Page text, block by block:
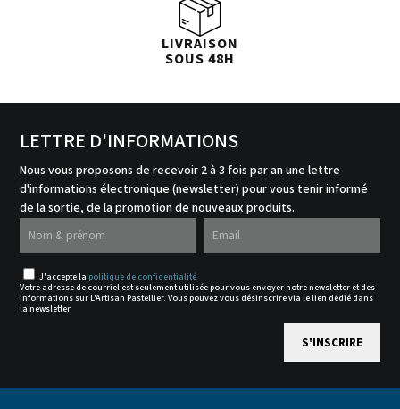
LIVRAISON
SOUS 48H
LETTRE D'INFORMATIONS
Nous vous proposons de recevoir 2 à 3 fois par an une lettre
d'informations électronique (newsletter) pour vous tenir informé
de la sortie, de la promotion de nouveaux produits.
J'accepte la politique de confidentialité
Votre adresse de courriel est seulement utilisée pour vous envoyer notre newsletter et des
informations sur L'Artisan Pastellier. Vous pouvez vous désinscrire via le lien dédié dans
la newsletter.